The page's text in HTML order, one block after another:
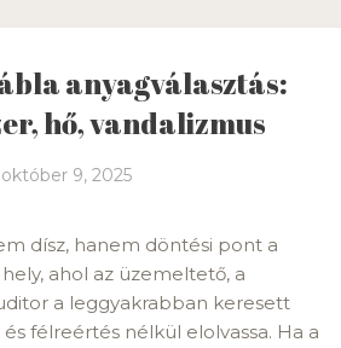
anyagválasztás:
hő, vandalizmus
október 9, 2025
dísz, hanem döntési pont a
ahol az üzemeltető, a
a leggyakrabban keresett
félreértés nélkül elolvassa. Ha a